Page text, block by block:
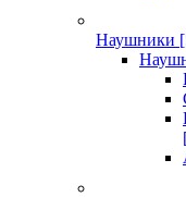
Наушники